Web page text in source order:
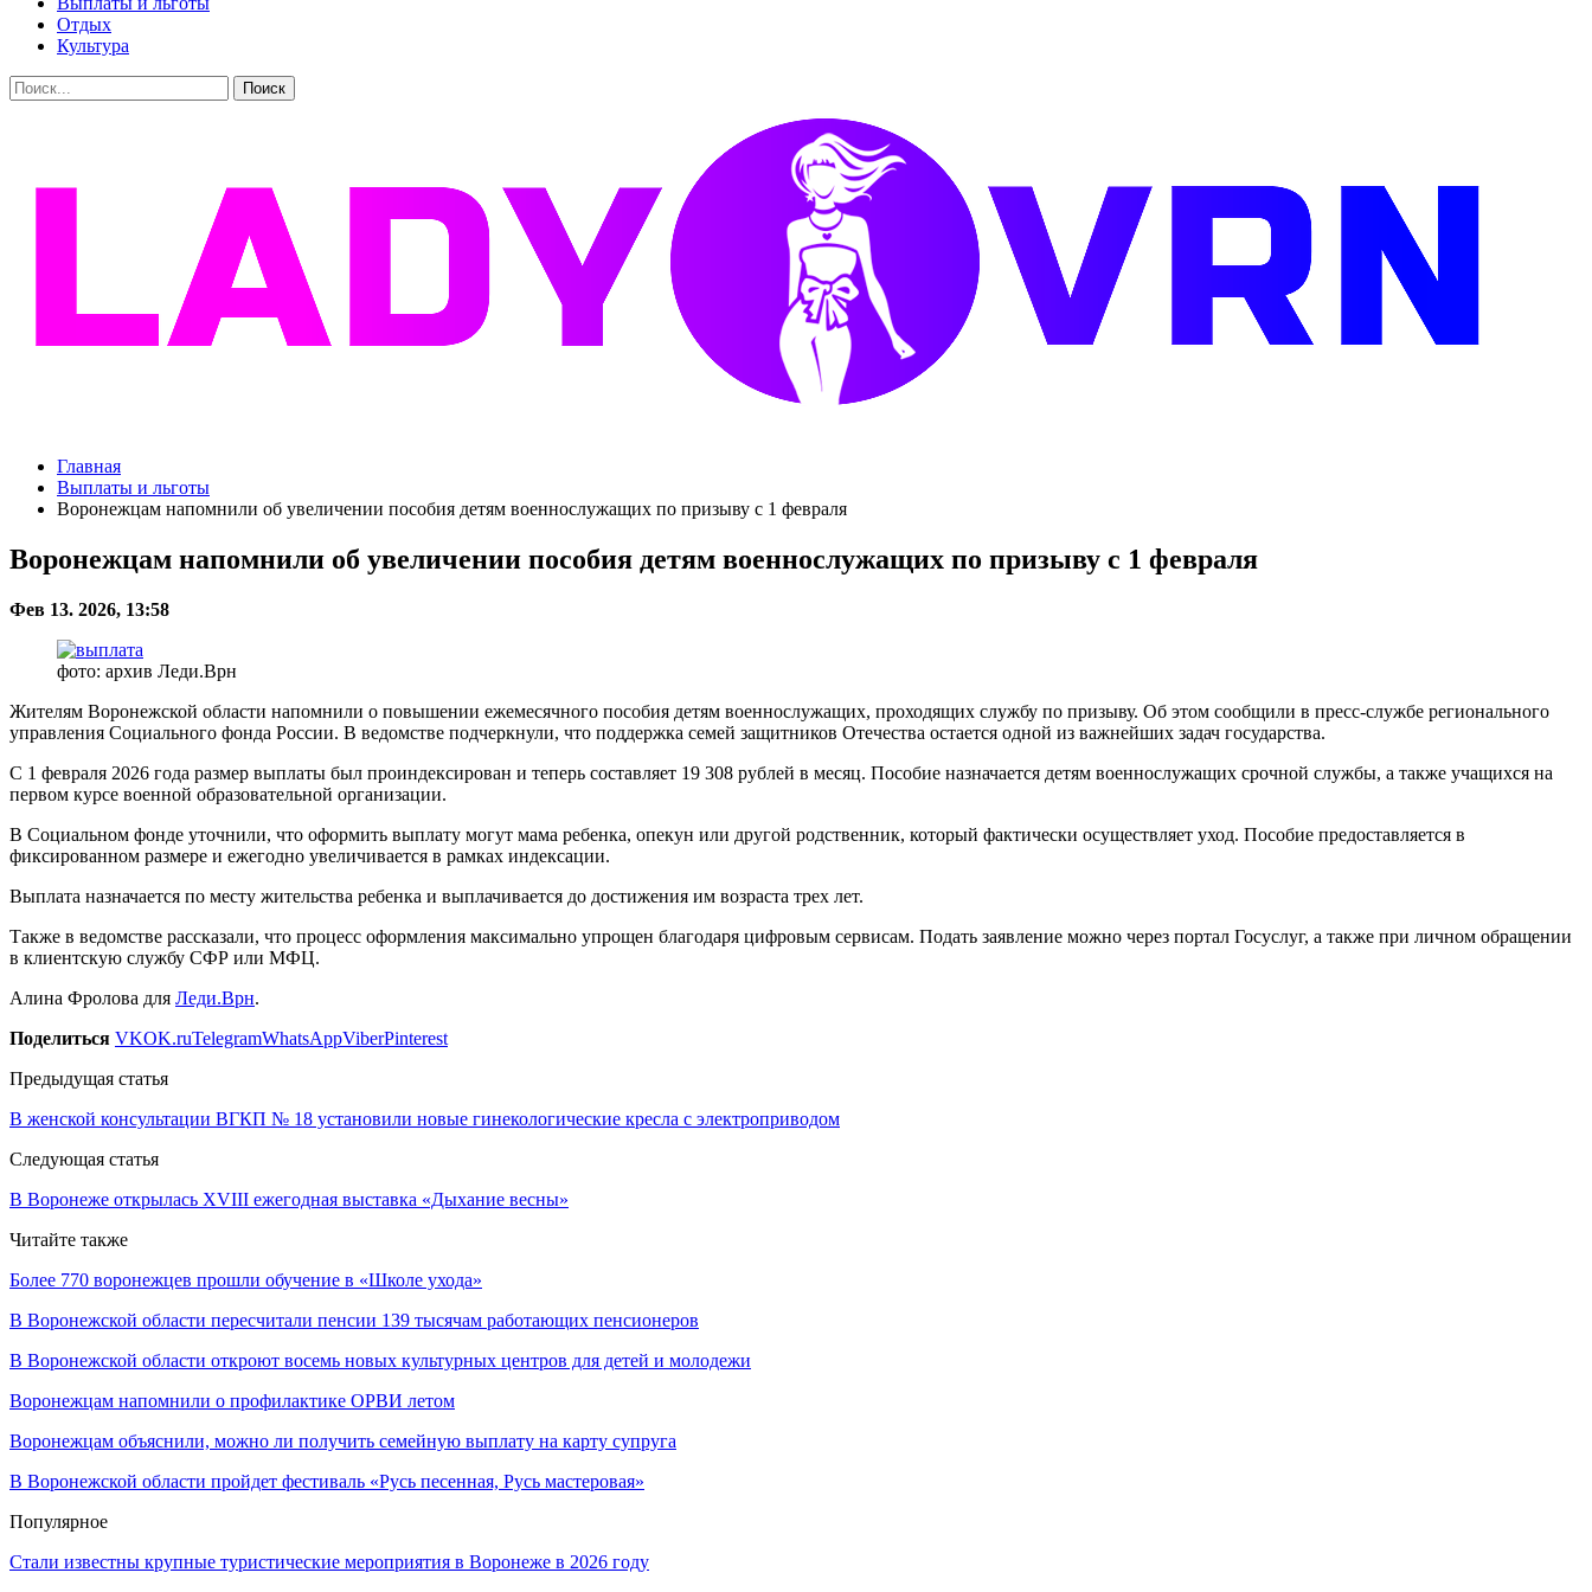
Отдых
Культура
Главная
Выплаты и льготы
Воронежцам напомнили об увеличении пособия детям военнослужащих по призыву с 1 февраля
Воронежцам напомнили об увеличении пособия детям военнослужащих по призыву с 1 февраля
Фев 13. 2026, 13:58
фото: архив Леди.Врн
Жителям Воронежской области напомнили о повышении ежемесячного пособия детям военнослужащих, проходящих службу по призыву. Об этом сообщили в пресс-службе регионального
управления Социального фонда России. В ведомстве подчеркнули, что поддержка семей защитников Отечества остается одной из важнейших задач государства.
С 1 февраля 2026 года размер выплаты был проиндексирован и теперь составляет 19 308 рублей в месяц. Пособие назначается детям военнослужащих срочной службы, а также учащихся на
первом курсе военной образовательной организации.
В Социальном фонде уточнили, что оформить выплату могут мама ребенка, опекун или другой родственник, который фактически осуществляет уход. Пособие предоставляется в
фиксированном размере и ежегодно увеличивается в рамках индексации.
Выплата назначается по месту жительства ребенка и выплачивается до достижения им возраста трех лет.
Также в ведомстве рассказали, что процесс оформления максимально упрощен благодаря цифровым сервисам. Подать заявление можно через портал Госуслуг, а также при личном обращении
в клиентскую службу СФР или МФЦ.
Алина Фролова для Леди.Врн.
Поделиться VKOK.ruTelegramWhatsAppViberPinterest
Предыдущая статья
В женской консультации ВГКП № 18 установили новые гинекологические кресла с электроприводом
Следующая статья
В Воронеже открылась XVIII ежегодная выставка «Дыхание весны»
Читайте также
Более 770 воронежцев прошли обучение в «Школе ухода»
В Воронежской области пересчитали пенсии 139 тысячам работающих пенсионеров
В Воронежской области откроют восемь новых культурных центров для детей и молодежи
Воронежцам напомнили о профилактике ОРВИ летом
Воронежцам объяснили, можно ли получить семейную выплату на карту супруга
В Воронежской области пройдет фестиваль «Русь песенная, Русь мастеровая»
Популярное
Стали известны крупные туристические мероприятия в Воронеже в 2026 году